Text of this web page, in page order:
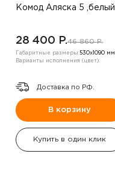
Комод Аляска 5 ,белый
28 400 P.46 860 P.
Габаритные размеры:530х1090 мм
Варианты исполнения (цвет):
Доставка по РФ.
В корзину
Купить в один клик